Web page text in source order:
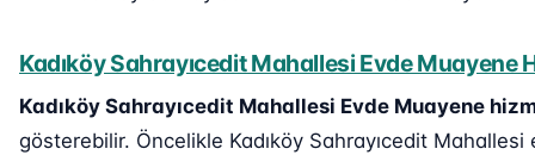
Kadıköy Sahrayıcedit Mahallesi Evde Muayene
Kadıköy Sahrayıcedit Mahallesi Evde Muayene
gösterebilir. Öncelikle Kadıköy Sahrayıcedit